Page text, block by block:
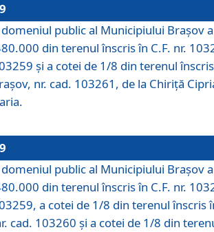
public al Municipiului Braşov a
din terenul înscris în C.F. nr.
și a cotei de 1/8 din terenul
nr. cad. 103261, de la Chiriță
public al Municipiului Braşov a
din terenul înscris în C.F. nr.
a cotei de 1/8 din terenul înscris
cad. 103260 și a cotei de 1/8 din